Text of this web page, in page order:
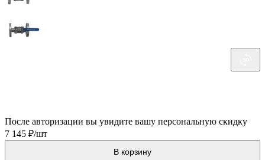
После авторизации вы увидите вашу персональную скидку
7 145 ₽/шт
В корзину